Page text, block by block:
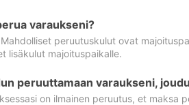
varaukseni?
peruutuskulut ovat
lisäkulut majoituspaikalle.
peruuttamaan varaukseni,
on ilmainen peruutus, et maksa